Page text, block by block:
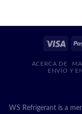
ACERCA DE
ENVÍO Y
WS Refrigerant is a